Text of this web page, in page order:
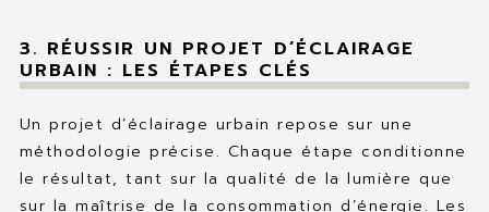
3. RÉUSSIR UN PROJET D’ÉCLAIRAGE
URBAIN : LES ÉTAPES CLÉS
Un projet d’éclairage urbain repose sur une
méthodologie précise. Chaque étape conditionne
le résultat, tant sur la qualité de la lumière que
sur la maîtrise de la consommation d’énergie. Les